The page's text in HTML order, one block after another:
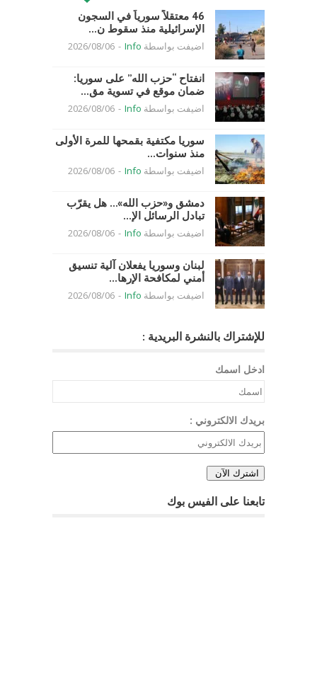
46 معتقلاً سورياً في السجون
الإسرائيلية منذ سقوط ن...
اضيفت بواسطة Info
-
2026/08/06
انفتاح “حزب الله” على سوريا:
ضمان موقع في تسوية مق...
اضيفت بواسطة Info
-
2026/08/06
سوريا مكتفية بقمحها للمرة الأولى
منذ سنوات...
اضيفت بواسطة Info
-
2026/08/06
دمشق و«حزب الله»… هل يقرّب
تبادل الرسائل الإ...
اضيفت بواسطة Info
-
2026/08/06
لبنان وسوريا يفعلان آلية تنسيق
أمني لمكافحة الإرها...
اضيفت بواسطة Info
-
2026/08/06
للإشتراك بالنشرة البريدية :
ادخل اسمك
بريدك الالكتروني :
تابعنا على الفيس بوك